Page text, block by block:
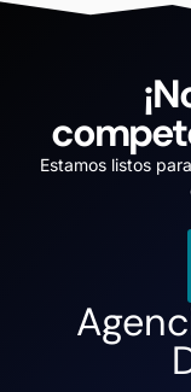
Estamos listos